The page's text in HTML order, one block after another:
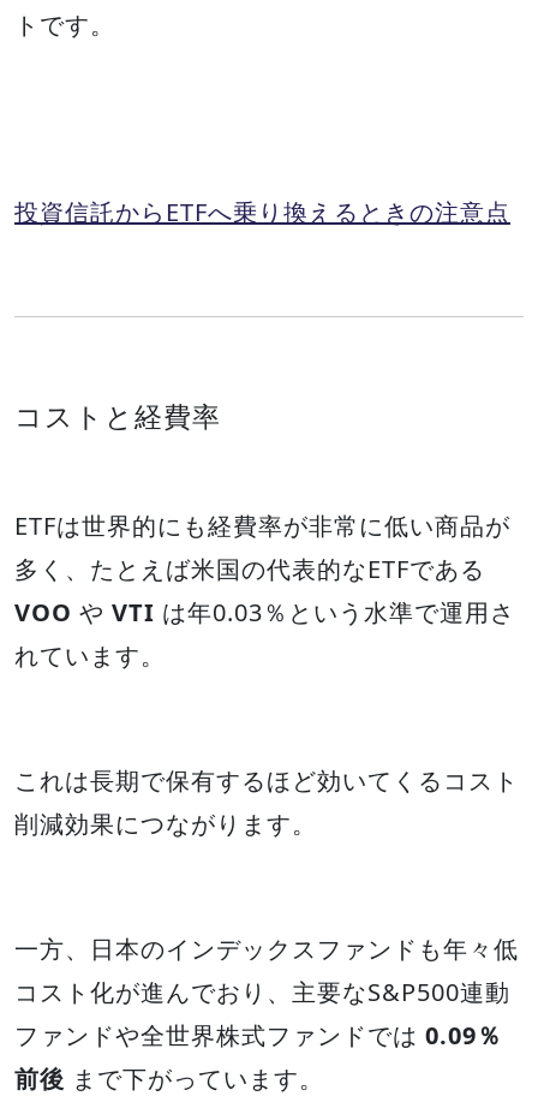
トです。
投資信託からETFへ乗り換えるときの注意点
コストと経費率
ETFは世界的にも経費率が非常に低い商品が
多く、たとえば米国の代表的なETFである
VOO や VTI は年0.03％という水準で運用さ
れています。
これは長期で保有するほど効いてくるコスト
削減効果につながります。
一方、日本のインデックスファンドも年々低
コスト化が進んでおり、主要なS&P500連動
ファンドや全世界株式ファンドでは 0.09％
前後 まで下がっています。